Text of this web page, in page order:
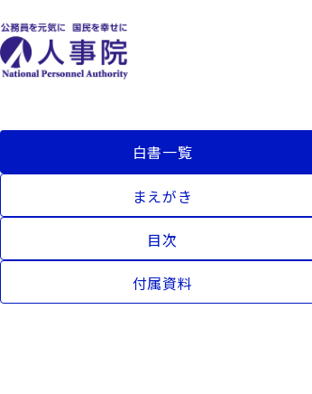
白書一覧
まえがき
目次
付属資料